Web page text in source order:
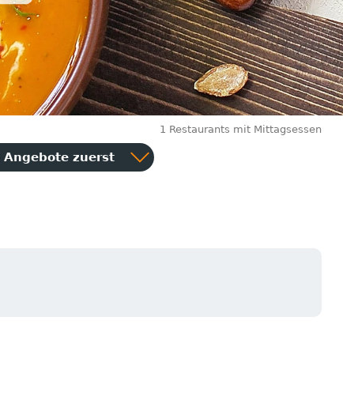
1 Restaurants mit Mittagsessen
Angebote zuerst